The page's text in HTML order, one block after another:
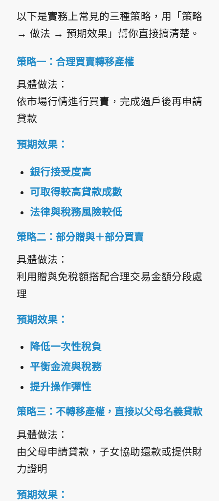
以下是實務上常見的三種策略，用「策略
→ 做法 → 預期效果」幫你直接搞清楚。
策略一：合理買賣轉移產權
具體做法：
依市場行情進行買賣，完成過戶後再申請
貸款
預期效果：
銀行接受度高
可取得較高貸款成數
法律與稅務風險較低
策略二：部分贈與＋部分買賣
具體做法：
利用贈與免稅額搭配合理交易金額分段處
理
預期效果：
降低一次性稅負
平衡金流與稅務
提升操作彈性
策略三：不轉移產權，直接以父母名義貸款
具體做法：
由父母申請貸款，子女協助還款或提供財
力證明
預期效果：